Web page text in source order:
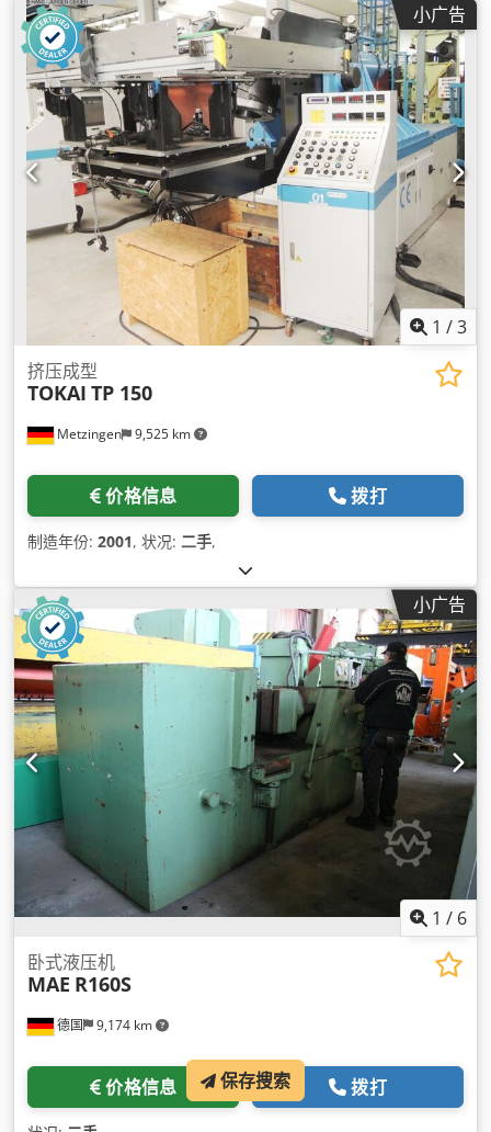
小广告
1 /3
Metzingen 9,525 km
挤压成型
TOKAI TP 150
价格信息 拨打
制造年份: 2001, 状况: 二手,
小广告
1 / 6
德国 9,174 km
卧式液压机
MAE R160S
价格信息 拨打
保存搜索